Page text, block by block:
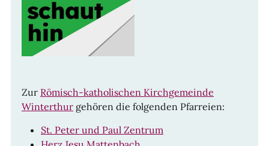
Zur Römisch-katholischen Kirchgemeinde
Winterthur gehören die folgenden Pfarreien:
St. Peter und Paul Zentrum